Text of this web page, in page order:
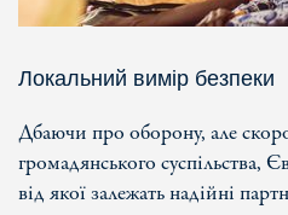
Локальний вимір безпеки
Дбаючи про оборону, але
громадянського суспільства,
від якої залежать надійні